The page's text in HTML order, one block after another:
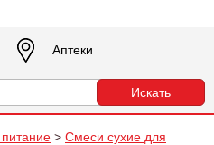
Аптеки
> Смеси сухие для